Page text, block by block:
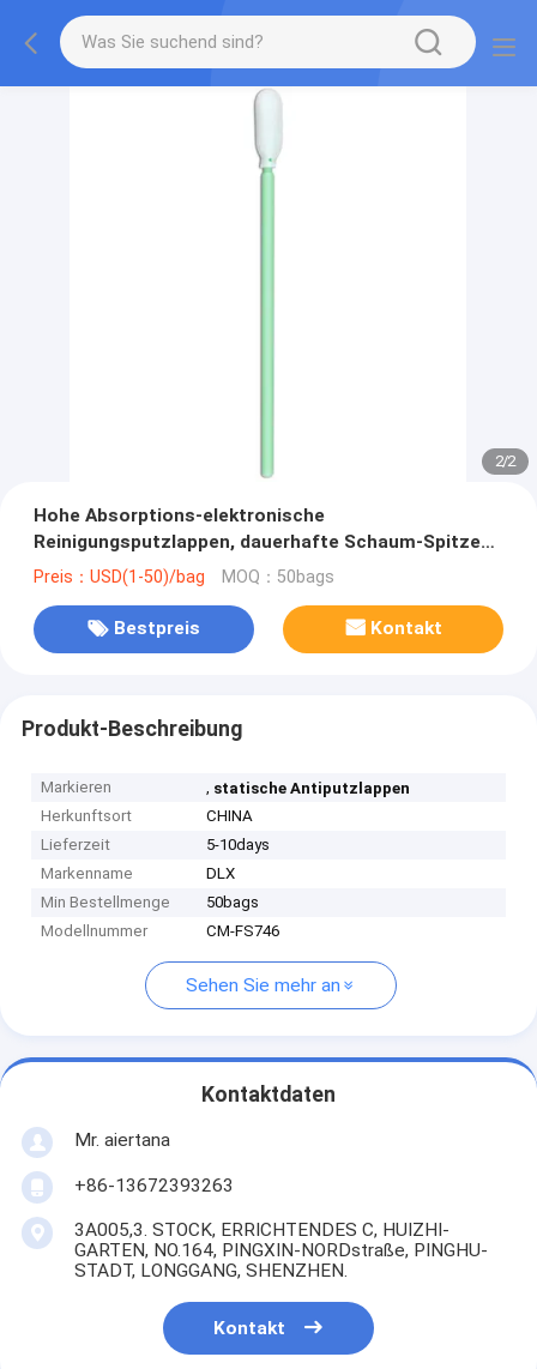
2/2
Hohe Absorptions-elektronische
Reinigungsputzlappen, dauerhafte Schaum-Spitzen-
Reinigungsputzlappen
Preis：USD(1-50)/bag MOQ：50bags
Bestpreis Kontakt
Produkt-Beschreibung
Markieren , statische Antiputzlappen
Herkunftsort
CHINA
Lieferzeit
5-10days
Markenname
DLX
Min Bestellmenge
50bags
Modellnummer
CM-FS746
Sehen Sie mehr an
Kontaktdaten
Mr. aiertana
+86-13672393263
3A005,3. STOCK, ERRICHTENDES C, HUIZHI-
GARTEN, NO.164, PINGXIN-NORDstraße, PINGHU-
STADT, LONGGANG, SHENZHEN.
Kontakt